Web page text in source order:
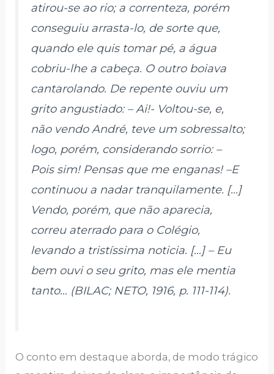
atirou-se ao rio; a correnteza, porém
conseguiu arrasta-lo, de sorte que,
quando ele quis tomar pé, a água
cobriu-lhe a cabeça. O outro boiava
cantarolando. De repente ouviu um
grito angustiado: – Ai!- Voltou-se, e,
não vendo André, teve um sobressalto;
logo, porém, considerando sorrio: –
Pois sim! Pensas que me enganas! –E
continuou a nadar tranquilamente. […]
Vendo, porém, que não aparecia,
correu aterrado para o Colégio,
levando a tristíssima noticia. […] – Eu
bem ouvi o seu grito, mas ele mentia
tanto… (BILAC; NETO, 1916, p. 111-114).
O conto em destaque aborda, de modo trágico